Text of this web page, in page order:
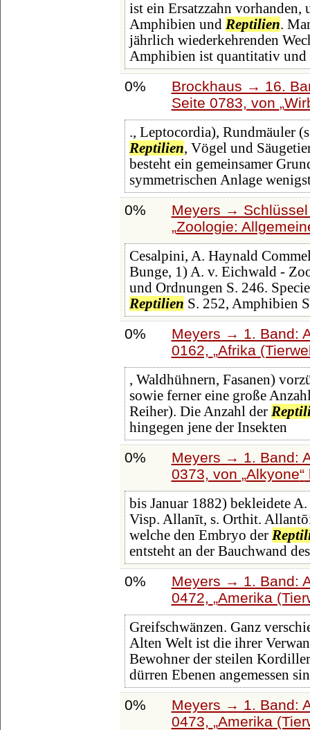
ist ein Ersatzzahn vorhanden,
Amphibien und Reptilien.
jährlich wiederkehrenden
Amphibien ist quantitativ
0%
Brockhaus → 16.
Seite 0783, von
., Leptocordia), Rundmäuler
Reptilien, Vögel und
besteht ein gemeinsamer
symmetrischen Anlage
0%
Meyers →
Zoologie:
Cesalpini, A. Haynald
Bunge, 1) A. v. Eichwald -
und Ordnungen S. 246.
Reptilien S. 252, Amphibien S
0%
Meyers → 1. Band:
0162,
Afrika
, Waldhühnern, Fasanen)
sowie ferner eine große
Reiher). Die Anzahl der
hingegen jene der Insekten
0%
Meyers → 1. Band:
0373, von Alkyone
bis Januar 1882) bekleidete
Visp. Allanīt, s. Orthit.
welche den Embryo der
entsteht an der Bauchwand des
0%
Meyers → 1. Band:
0472,
Amerika
Greifschwänzen. Ganz
Alten Welt ist die ihrer
Bewohner der steilen
dürren Ebenen angemessen
0%
Meyers → 1. Band:
0473,
Amerika